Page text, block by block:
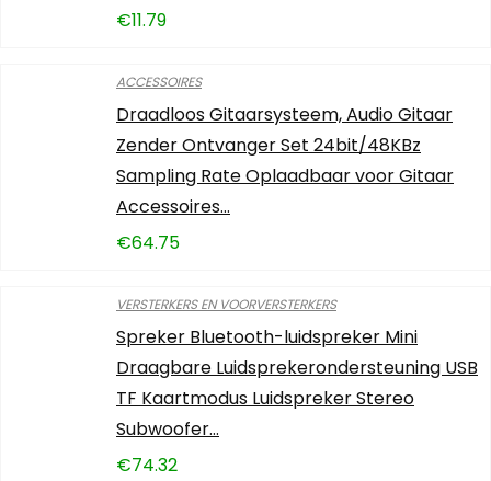
€11.79
ACCESSOIRES
Draadloos Gitaarsysteem, Audio Gitaar
Zender Ontvanger Set 24bit/48KBz
Sampling Rate Oplaadbaar voor Gitaar
Accessoires…
€64.75
VERSTERKERS EN VOORVERSTERKERS
Spreker Bluetooth-luidspreker Mini
Draagbare Luidsprekerondersteuning USB
TF Kaartmodus Luidspreker Stereo
Subwoofer…
€74.32